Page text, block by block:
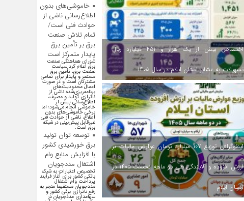
اختصاص بیش از یک هزار و ۴۵۱ میلیارد ریال
تسهیلات به عشایر استان ایلام در سال ۱۴۰۵
اینفوگرافی توزیع ۱۰۷ میلیارد تومان عوارض مالیات بر
ارزش افزوده و آلایندگی طی دو ماهه نخست ۱۴۰۵ در
استان ایلام
خاموشی‌های بدون
اطلاع‌رسانی ناشی از
حوادث فنی است/
تمام تلاش صنعت
برق بر تأمین برق
پایدار متمرکز است
شورای هماهنگی صنعت
برق اعلام کرد سیاست
صنعت برق، تأمین برق
مستمر و پایدار برای تمامی
مشترکان است و در صورت
اعمال محدودیت‌های
برنامه‌ریزی‌شده ناشی از
ناترازی تولید و مصرف،
اطلاع‌رسانی پیش از
خاموشی انجام می‌شود؛ اما
برخی خاموشی‌های بدون
اطلاع، ناشی از حوادث فنی
غیرقابل پیش‌بینی در شبکه
برق است.
توسعه توان تولید
برق خورشیدی کشور
با افزایش منابع وام
اشتغال مددجویان
تخصیص اعتبارات به شبکه
بانکی کشور برای آغاز فرآیند
پرداخت وام اشتغال
مددجویان مستقیما منجر به
رفع ناترازی برقی کشور و
سهامداری مددجویان در